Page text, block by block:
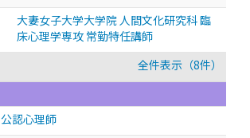
大妻女子大学大学院 人間文化研究科 臨
床心理学専攻 常勤特任講師
全件表示（8件）
公認心理師